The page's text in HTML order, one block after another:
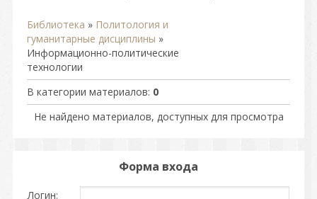
Библиотека » Политология и
гуманитарные дисциплины »
Информационно-политические
технологии
В категории материалов: 0
Не найдено материалов, доступных для просмотра
Форма входа
Логин: